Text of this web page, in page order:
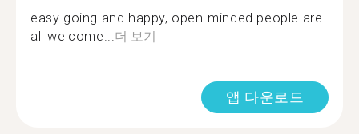
easy going and happy, open-minded people are
all welcome...더 보기
앱 다운로드